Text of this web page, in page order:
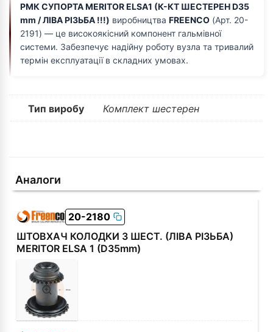
РМК СУПОРТА MERITOR ELSA1 (К-КТ ШЕСТЕРЕН D35
mm / ЛІВА РІЗЬБА !!!) виробництва FREENCO (Арт. 20-
2191) — це високоякісний компонент гальмівної
системи. Забезпечує надійну роботу вузла та тривалий
термін експлуатації в складних умовах.
Тип виробу Комплект шестерен
Аналоги
20-2180
ШТОВХАЧ КОЛОДКИ З ШЕСТ. (ЛІВА РІЗЬБА)
MERITOR ELSA 1 (D35mm)